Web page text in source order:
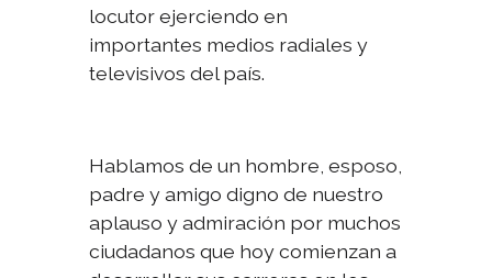
locutor ejerciendo en
importantes medios radiales y
televisivos del país.
Hablamos de un hombre, esposo,
padre y amigo digno de nuestro
aplauso y admiración por muchos
ciudadanos que hoy comienzan a